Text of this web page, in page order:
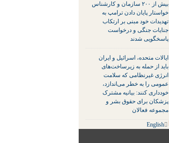
بیش از ۲۰۰ سازمان و کارشناس
خواستار پایان دادن ترامپ به
تهدیدات خود مبنی بر ارتکاب
جنایات جنگی و درخواست
پاسخگویی شدند
ایالات متحده، اسرائیل و ایران
باید از حمله به زیرساخت‌های
انرژی غیرنظامی که سلامت
عمومی را به خطر می‌اندازد،
خودداری کنند: بیانیه مشترک
پزشکان برای حقوق بشر و
مجموعه فعالان